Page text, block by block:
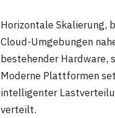
Horizontale Skalierung,
Cloud-Umgebungen
bestehender Hardware,
Moderne Plattformen
intelligenter
verteilt.